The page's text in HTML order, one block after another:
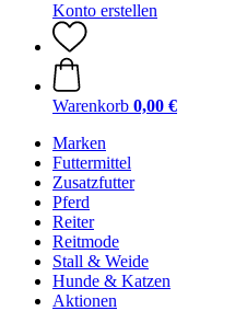
Konto erstellen
Warenkorb 0,00 €
Marken
Futtermittel
Zusatzfutter
Pferd
Reiter
Reitmode
Stall & Weide
Hunde & Katzen
Aktionen